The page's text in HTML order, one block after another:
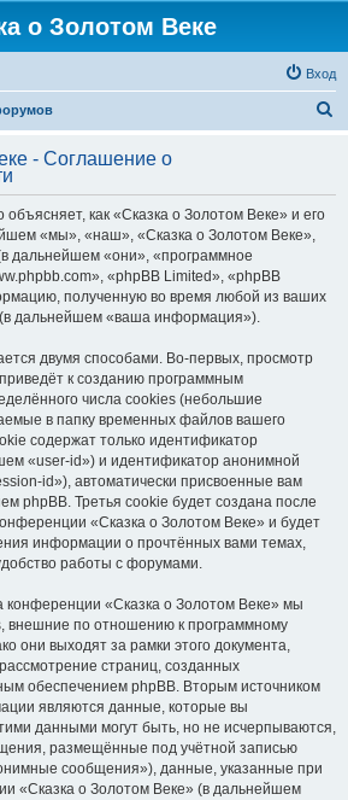
о Золотом Веке
Вход
с
- Соглашение о
как «Сказка о Золотом Веке» и его
«мы», «наш», «Сказка о Золотом Веке»,
дальнейшем «они», «программное
«phpBB Limited», «phpBB
полученную во время любой из ваших
(в дальнейшем «ваша информация»).
двумя способами. Во-первых, просмотр
к созданию программным
числа cookies (небольшие
в папку временных файлов вашего
содержат только идентификатор
«user-id») и идентификатор анонимной
id»), автоматически присвоенные вам
phpBB. Третья cookie будет создана после
«Сказка о Золотом Веке» и будет
информации о прочтённых вами темах,
работы с форумами.
конференции «Сказка о Золотом Веке» мы
внешние по отношению к программному
они выходят за рамки этого документа,
страниц, созданных
обеспечением phpBB. Вторым источником
являются данные, которые вы
данными могут быть, но не исчерпываются,
размещённые под учётной записью
сообщения»), данные, указанные при
«Сказка о Золотом Веке» (в дальнейшем